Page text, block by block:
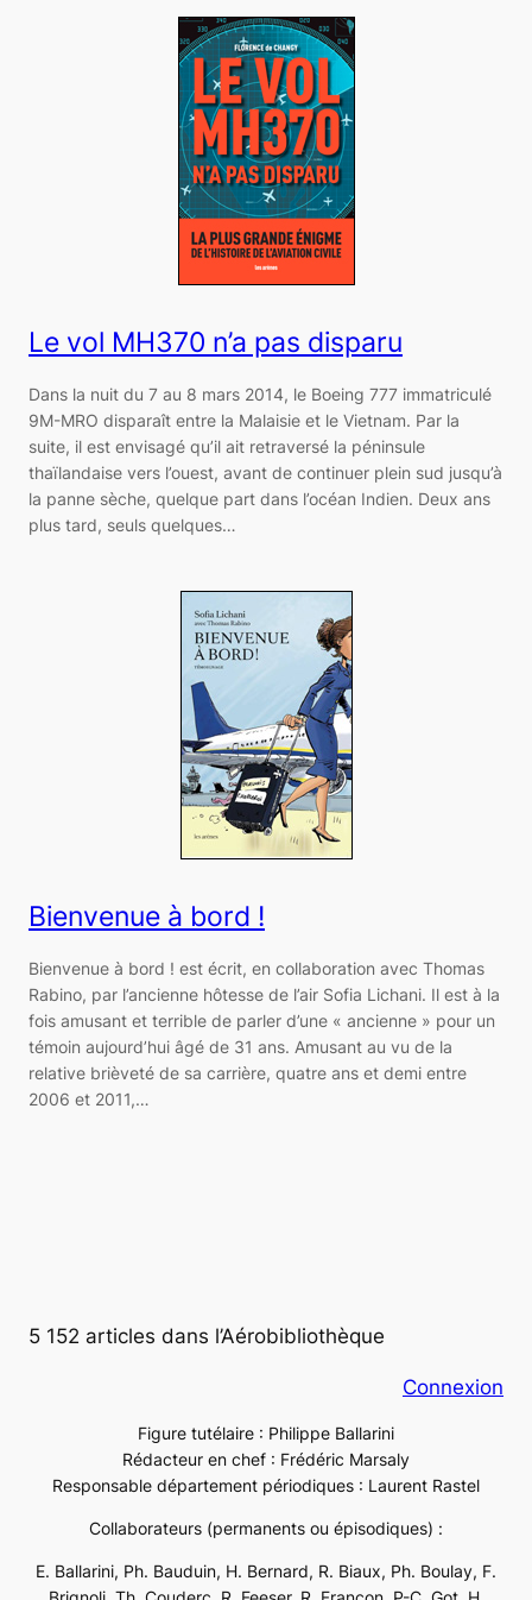
Le vol MH370 n’a pas disparu
Dans la nuit du 7 au 8 mars 2014, le Boeing 777 immatriculé
9M-MRO disparaît entre la Malaisie et le Vietnam. Par la
suite, il est envisagé qu’il ait retraversé la péninsule
thaïlandaise vers l’ouest, avant de continuer plein sud jusqu’à
la panne sèche, quelque part dans l’océan Indien. Deux ans
plus tard, seuls quelques…
Bienvenue à bord !
Bienvenue à bord ! est écrit, en collaboration avec Thomas
Rabino, par l’ancienne hôtesse de l’air Sofia Lichani. Il est à la
fois amusant et terrible de parler d’une « ancienne » pour un
témoin aujourd’hui âgé de 31 ans. Amusant au vu de la
relative brièveté de sa carrière, quatre ans et demi entre
2006 et 2011,…
5 152 articles dans l’Aérobibliothèque
Connexion
Figure tutélaire : Philippe Ballarini
Rédacteur en chef : Frédéric Marsaly
Responsable département périodiques : Laurent Rastel
Collaborateurs (permanents ou épisodiques) :
E. Ballarini, Ph. Bauduin, H. Bernard, R. Biaux, Ph. Boulay, F.